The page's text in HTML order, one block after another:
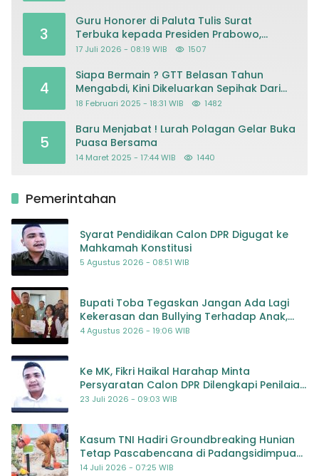
3
Guru Honorer di Paluta Tulis Surat
Terbuka kepada Presiden Prabowo,
Mohon Keadilan atas Dugaan
17 Juli 2026 - 08:19 WIB 1507
4
Siapa Bermain ? GTT Belasan Tahun
Mengabdi, Kini Dikeluarkan Sepihak Dari
Dapodik
18 Februari 2025 - 18:31 WIB 1482
5
Baru Menjabat ! Lurah Polagan Gelar Buka
Puasa Bersama
14 Maret 2025 - 17:44 WIB 1440
Pemerintahan
Syarat Pendidikan Calon DPR Digugat ke
Mahkamah Konstitusi
5 Agustus 2026 - 08:51 WIB
Bupati Toba Tegaskan Jangan Ada Lagi
Kekerasan dan Bullying Terhadap Anak,
Dorong Kolaborasi Seluruh Pihak
4 Agustus 2026 - 19:06 WIB
Ke MK, Fikri Haikal Harahap Minta
Persyaratan Calon DPR Dilengkapi Penilaian
Kompetensi
23 Juli 2026 - 09:03 WIB
Kasum TNI Hadiri Groundbreaking Hunian
Tetap Pascabencana di Padangsidimpuan,
Harapan Baru bagi Penyintas
14 Juli 2026 - 07:25 WIB